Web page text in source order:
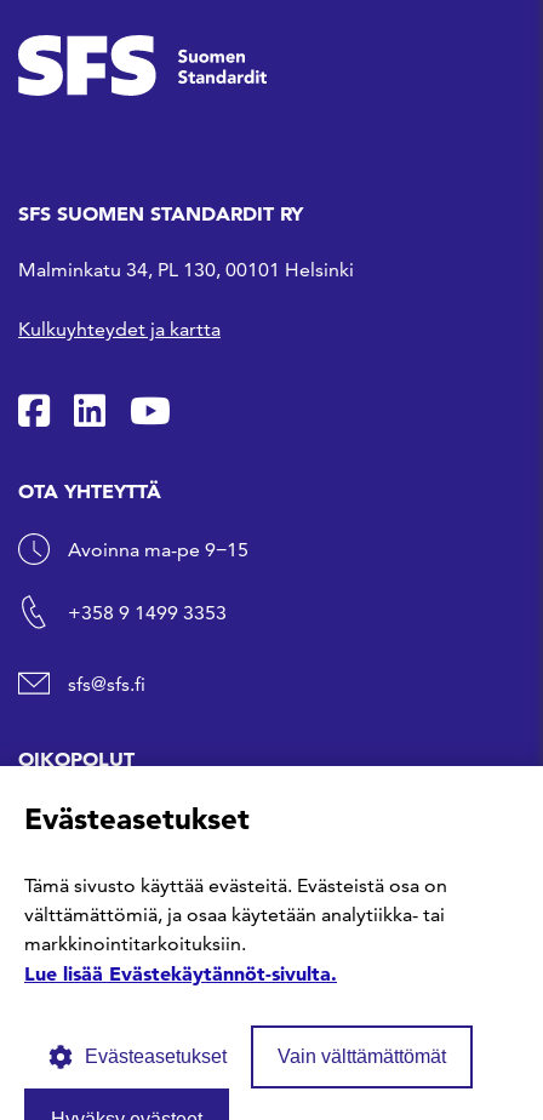
SFS SUOMEN STANDARDIT RY
Malminkatu 34, PL 130, 00101 Helsinki
Kulkuyhteydet ja kartta
SFS Facebookissa
SFS Linkedinissä
SFS Youtubessa
OTA YHTEYTTÄ
Avoinna ma-pe 9−15
+358 9 1499 3353
sfs@sfs.fi
OIKOPOLUT
Hanki standardi
Kommentoi tekeillä olevia standardeja
Anna meille palautetta
Evästeasetukset
Tämä sivusto käyttää evästeitä. Evästeistä osa on
välttämättömiä, ja osaa käytetään analytiikka- tai
markkinointitarkoituksiin.
Lue lisää Evästekäytännöt-sivulta.
Evästeasetukset Vain välttämättömät